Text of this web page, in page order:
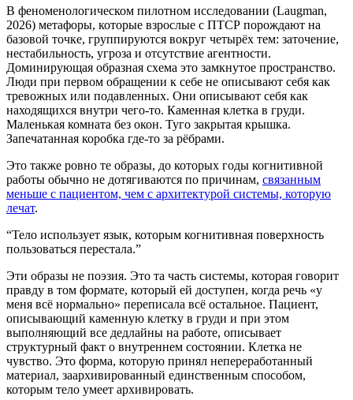
В феноменологическом пилотном исследовании (Laugman,
2026) метафоры, которые взрослые с ПТСР порождают на
базовой точке, группируются вокруг четырёх тем: заточение,
нестабильность, угроза и отсутствие агентности.
Доминирующая образная схема это замкнутое пространство.
Люди при первом обращении к себе не описывают себя как
тревожных или подавленных. Они описывают себя как
находящихся внутри чего-то. Каменная клетка в груди.
Маленькая комната без окон. Туго закрытая крышка.
Запечатанная коробка где-то за рёбрами.
Это также ровно те образы, до которых годы когнитивной
работы обычно не дотягиваются по причинам, связанным
меньше с пациентом, чем с архитектурой системы, которую
лечат.
“Тело использует язык, которым когнитивная поверхность
пользоваться перестала.”
Эти образы не поэзия. Это та часть системы, которая говорит
правду в том формате, который ей доступен, когда речь «у
меня всё нормально» переписала всё остальное. Пациент,
описывающий каменную клетку в груди и при этом
выполняющий все дедлайны на работе, описывает
структурный факт о внутреннем состоянии. Клетка не
чувство. Это форма, которую принял непереработанный
материал, заархивированный единственным способом,
которым тело умеет архивировать.